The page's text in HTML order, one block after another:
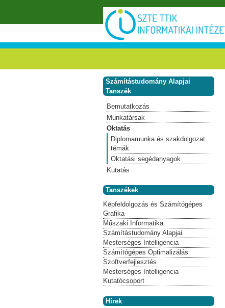
Számítástudomány Alapjai
Tanszék
Bemutatkozás
Munkatársak
Oktatás
Diplomamunka és szakdolgozat
témák
Oktatási segédanyagok
Kutatás
Tanszékek
Képfeldolgozás és Számítógépes
Grafika
Műszaki Informatika
Számítástudomány Alapjai
Mesterséges Intelligencia
Számítógépes Optimalizálás
Szoftverfejlesztés
Mesterséges Intelligencia
Kutatócsoport
Hírek